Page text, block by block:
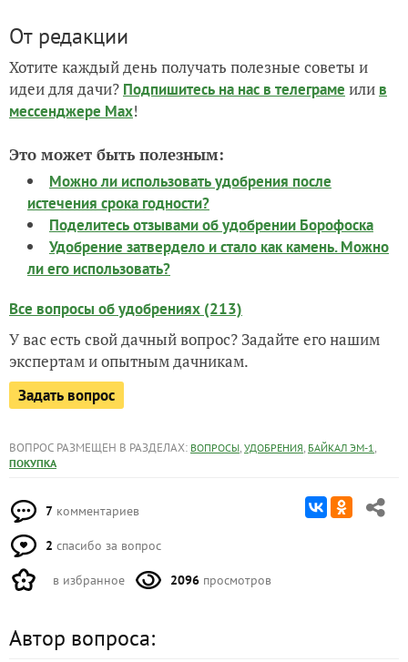
От редакции
Хотите каждый день получать полезные советы и
идеи для дачи? Подпишитесь на нас в телеграме или в
мессенджере Max!
Это может быть полезным:
Можно ли использовать удобрения после
истечения срока годности?
Поделитесь отзывами об удобрении Борофоска
Удобрение затвердело и стало как камень. Можно
ли его использовать?
Все вопросы об удобрениях (213)
У вас есть свой дачный вопрос? Задайте его нашим
экспертам и опытным дачникам.
Задать вопрос
ВОПРОС РАЗМЕЩЕН В РАЗДЕЛАХ: ВОПРОСЫ, УДОБРЕНИЯ, БАЙКАЛ ЭМ-1,
ПОКУПКА
7 комментариев
2 спасибо за вопрос
в избранное 2096 просмотров
Автор вопроса: